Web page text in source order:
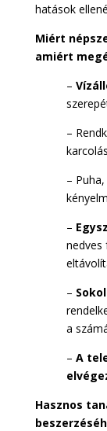
hatások
Miért
amiért
–
–
– Puha,
–
nedves
–
a
– A
Hasznos